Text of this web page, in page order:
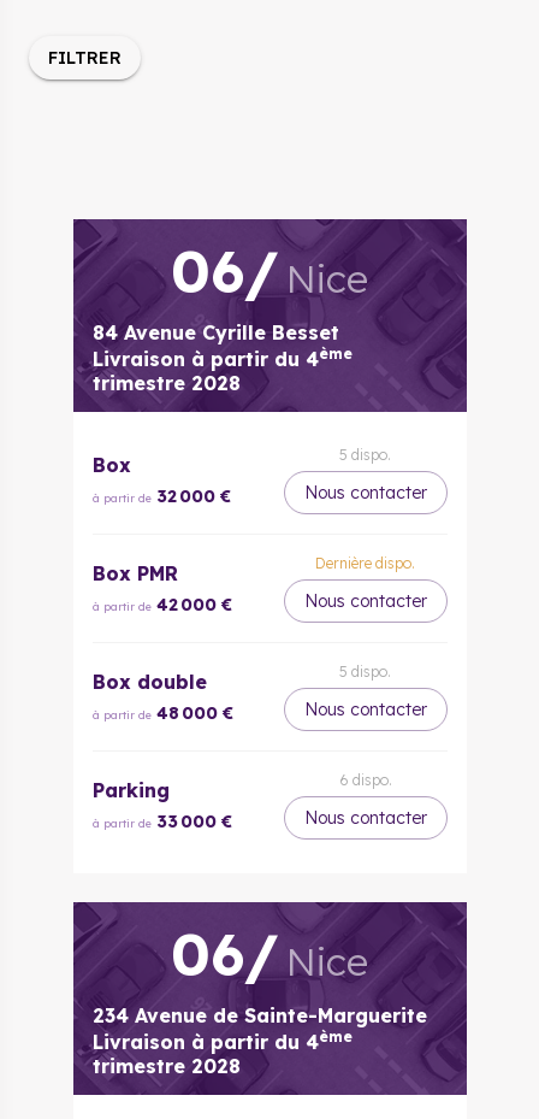
FILTRER
06/ Nice
84 Avenue Cyrille Besset
Livraison à partir du 4ème
trimestre 2028
Box
à partir de 32 000 €
5 dispo.
Nous contacter
Box PMR
à partir de 42 000 €
Dernière dispo.
Nous contacter
Box double
à partir de 48 000 €
5 dispo.
Nous contacter
Parking
à partir de 33 000 €
6 dispo.
Nous contacter
06/ Nice
234 Avenue de Sainte-Marguerite
Livraison à partir du 4ème
trimestre 2028